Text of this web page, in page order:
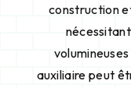
construction
auxiliaire peut